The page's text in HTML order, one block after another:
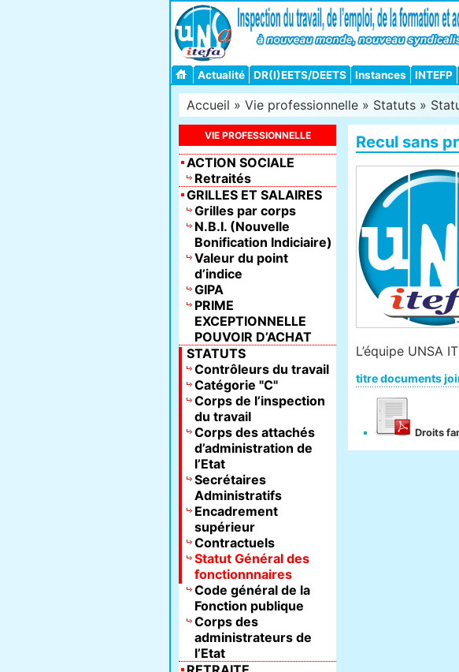
Actualité DR(I)EETS/DEETS Instances INTEFP
Accueil » Vie professionnelle » Statuts »
Recul sans
L’équipe UNSA
titre documents
Droits
VIE PROFESSIONNELLE
ACTION SOCIALE
Retraités
GRILLES ET SALAIRES
Grilles par corps
N.B.I. (Nouvelle
Bonification Indiciaire)
Valeur du point
d’indice
GIPA
PRIME
EXCEPTIONNELLE
POUVOIR D’ACHAT
STATUTS
Contrôleurs du travail
Catégorie "C"
Corps de l’inspection
du travail
Corps des attachés
d’administration de
l’Etat
Secrétaires
Administratifs
Encadrement
supérieur
Contractuels
Statut Général des
fonctionnnaires
Code général de la
Fonction publique
Corps des
administrateurs de
l’Etat